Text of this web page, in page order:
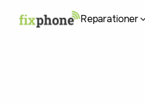
Reparationer